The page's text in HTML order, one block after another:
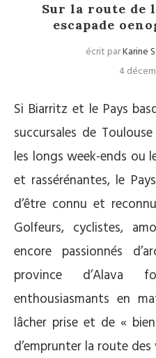
Sur la route de
escapade
écrit parKarine
4
Si Biarritz et le Pays
succursales de
les longs week-ends ou
et rassérénantes, le
d’être connu et
Golfeurs, cyclistes,
encore passionnés
province d’Alava
enthousiasmants en
lâcher prise et de «
d’emprunter la route